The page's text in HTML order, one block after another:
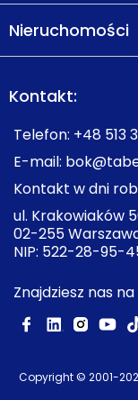
Nieruchomości
Kontakt:
Telefon: +48 513
E-mail:
Kontakt w dni
ul. Krakowiaków
02-255
NIP: 522-28-95-
Znajdziesz nas na
Copyright © 2001-